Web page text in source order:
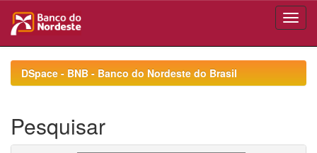
navigationDSpace - BNB - Banco do Nordeste do Brasil
Pesquisar